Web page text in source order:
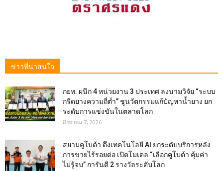
ข่าวที่น่าสนใจ
กยท. ผนึก 4 หน่วยงาน 3 ประเทศ ลงนามวิจัย “ระบบ
กรีดยางความถี่ต่ำ” ชูนวัตกรรมแก้ปัญหาน้ำยาง ยก
ระดับการแข่งขันในตลาดโลก
สิงหาคม 7, 2026
สยามคูโบต้า ดึงเทคโนโลยี AI ยกระดับบริการหลัง
การขายไร้รอยต่อ เปิดโมเดล “เลือกคูโบต้า คุ้มค่า
ไม่รู้จบ” การันตี 2 รางวัลระดับโลก